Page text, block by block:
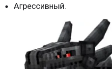
Агрессивный.